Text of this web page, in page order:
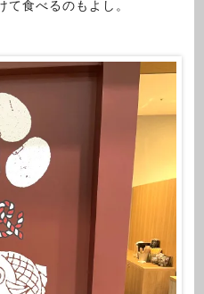
食べるのもよし。